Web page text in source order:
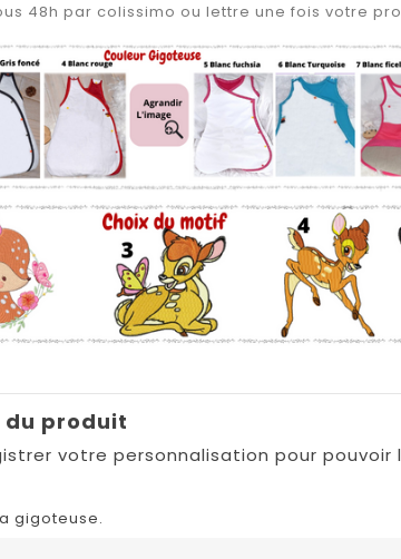
48h par colissimo ou lettre une fois votre
du produit
votre personnalisation pour pouvoir
gigoteuse.